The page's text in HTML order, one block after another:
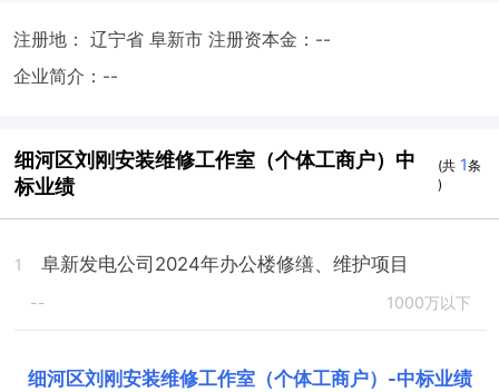
注册地： 辽宁省 阜新市 注册资本金：--
企业简介：--
细河区刘刚安装维修工作室（个体工商户）中
标业绩
(共 1条
)
1 阜新发电公司2024年办公楼修缮、维护项目
-- 1000万以下
细河区刘刚安装维修工作室（个体工商户） -中标业绩